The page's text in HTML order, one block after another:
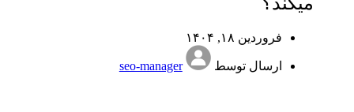
فروردین ۱۸, ۱۴۰۴
ارسال توسط seo-manager